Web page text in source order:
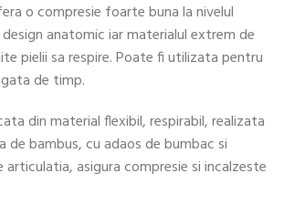
o compresie foarte buna la nivelul
anatomic iar materialul extrem de
pielii sa respire. Poate fi utilizata pentru
de timp.
din material flexibil, respirabil, realizata
de bambus, cu adaos de bumbac si
articulatia, asigura compresie si incalzeste